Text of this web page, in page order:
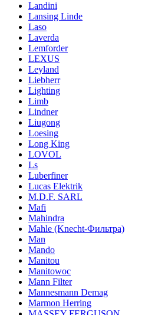
Landini
Lansing Linde
Laso
Laverda
Lemforder
LEXUS
Leyland
Liebherr
Lighting
Limb
Lindner
Liugong
Loesing
Long King
LOVOL
Ls
Luberfiner
Lucas Elektrik
M.D.F. SARL
Mafi
Mahindra
Mahle (Knecht-Фильтра)
Man
Mando
Manitou
Manitowoc
Mann Filter
Mannesmann Demag
Marmon Herring